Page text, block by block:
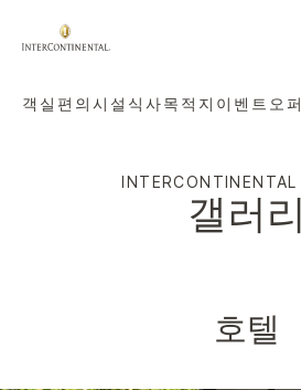
객실 편의시설 식사목적지 이벤트 오퍼
INTERCONTINENTAL
갤러리
호텔